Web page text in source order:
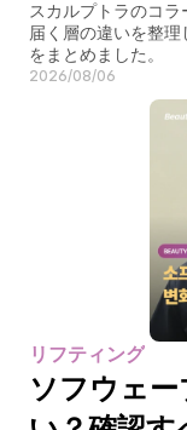
スカルプトラのコ
届く層の違いを整
をまとめました。
2026/08/06
リフティング
ソフウェー